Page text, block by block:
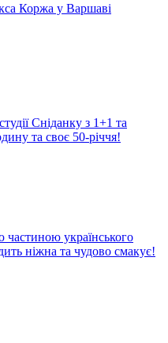
Коржа у Варшаві
Сніданку з 1+1 та
та своє 50-річчя!
частиною українського
ніжна та чудово смакує!